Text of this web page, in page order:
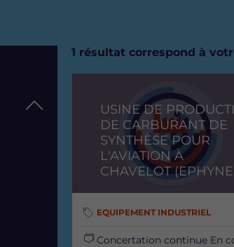
1 résultat correspond à
USINE DE
DE CARBURANT DE
SYNTHÈSE POUR
L'AVIATION À
CHAVELOT
EQUIPEMENT INDUSTRIEL
Concertation continue En